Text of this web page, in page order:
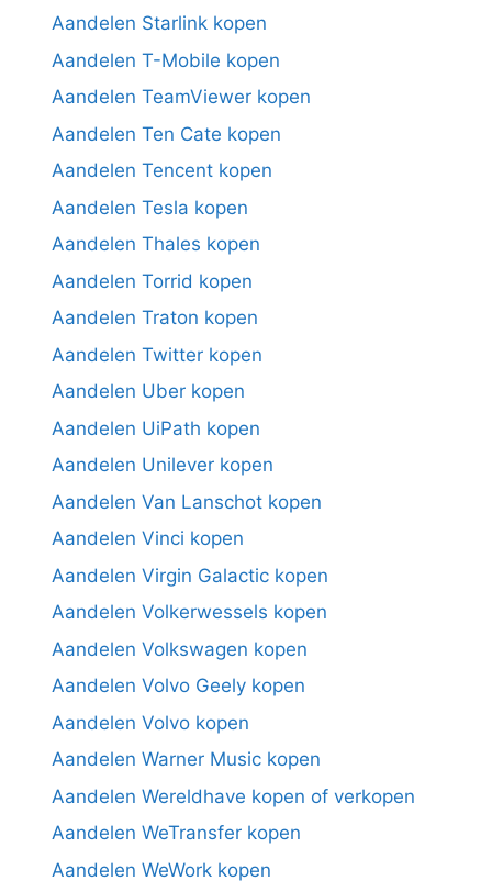
Aandelen Starlink kopen
Aandelen T-Mobile kopen
Aandelen TeamViewer kopen
Aandelen Ten Cate kopen
Aandelen Tencent kopen
Aandelen Tesla kopen
Aandelen Thales kopen
Aandelen Torrid kopen
Aandelen Traton kopen
Aandelen Twitter kopen
Aandelen Uber kopen
Aandelen UiPath kopen
Aandelen Unilever kopen
Aandelen Van Lanschot kopen
Aandelen Vinci kopen
Aandelen Virgin Galactic kopen
Aandelen Volkerwessels kopen
Aandelen Volkswagen kopen
Aandelen Volvo Geely kopen
Aandelen Volvo kopen
Aandelen Warner Music kopen
Aandelen Wereldhave kopen of verkopen
Aandelen WeTransfer kopen
Aandelen WeWork kopen